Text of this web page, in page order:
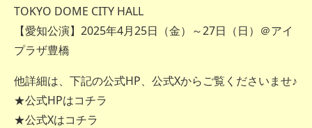
TOKYO DOME CITY HALL
【愛知公演】2025年4月25日（金）～27日（日）＠アイ
プラザ豊橋
他詳細は、下記の公式HP、公式Xからご覧くださいませ♪
★公式HPはコチラ
★公式Xはコチラ